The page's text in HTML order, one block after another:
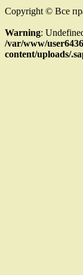
Copyright © Все
Warning:
/var/www/
content/uploads/